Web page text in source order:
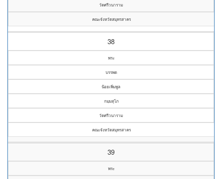
วัดศรีวนาราม
คณะจังหวัดสมุทรสาคร
38
พระ
บรรพต
น้อยเพิ่มพูล
กมฺมสุโภ
วัดศรีวนาราม
คณะจังหวัดสมุทรสาคร
39
พระ